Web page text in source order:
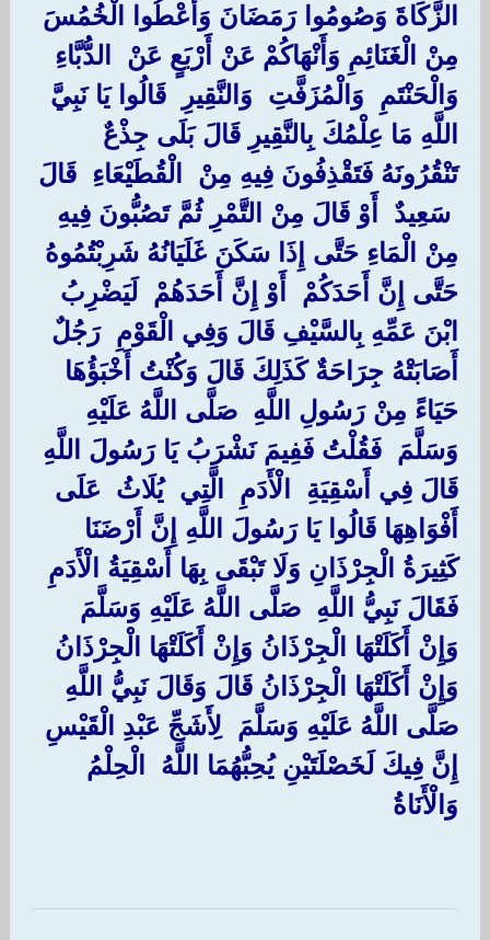
الزَّكَاةَ وَصُومُوا رَمَضَانَ وَأَعْطُوا الْخُمُسَ
مِنْ الْغَنَائِمِ وَأَنْهَاكُمْ عَنْ أَرْبَعٍ عَنْ ‏ ‏الدُّبَّاءِ ‏
‏وَالْحَنْتَمِ ‏ ‏وَالْمُزَفَّتِ ‏ ‏وَالنَّقِيرِ ‏ ‏قَالُوا يَا نَبِيَّ
اللَّهِ مَا عِلْمُكَ بِالنَّقِيرِ قَالَ بَلَى جِذْعٌ
تَنْقُرُونَهُ فَتَقْذِفُونَ فِيهِ مِنْ ‏ ‏الْقُطَيْعَاءِ ‏ ‏قَالَ
‏ ‏سَعِيدٌ ‏ ‏أَوْ قَالَ مِنْ التَّمْرِ ثُمَّ تَصُبُّونَ فِيهِ
مِنْ الْمَاءِ حَتَّى إِذَا سَكَنَ غَلَيَانُهُ شَرِبْتُمُوهُ
حَتَّى إِنَّ أَحَدَكُمْ ‏ ‏أَوْ إِنَّ أَحَدَهُمْ ‏ ‏لَيَضْرِبُ
ابْنَ عَمِّهِ بِالسَّيْفِ قَالَ وَفِي الْقَوْمِ ‏ ‏رَجُلٌ ‏
‏أَصَابَتْهُ جِرَاحَةٌ كَذَلِكَ قَالَ وَكُنْتُ أَخْبَؤُهَا
حَيَاءً مِنْ رَسُولِ اللَّهِ ‏ ‏صَلَّى اللَّهُ عَلَيْهِ
وَسَلَّمَ ‏ ‏فَقُلْتُ فَفِيمَ نَشْرَبُ يَا رَسُولَ اللَّهِ
قَالَ فِي أَسْقِيَةِ ‏ ‏الْأَدَمِ ‏ ‏الَّتِي ‏ ‏يُلَاثُ ‏ ‏عَلَى
أَفْوَاهِهَا قَالُوا يَا رَسُولَ اللَّهِ إِنَّ أَرْضَنَا
كَثِيرَةُ الْجِرْذَانِ وَلَا تَبْقَى بِهَا أَسْقِيَةُ الْأَدَمِ
فَقَالَ نَبِيُّ اللَّهِ ‏ ‏صَلَّى اللَّهُ عَلَيْهِ وَسَلَّمَ ‏
‏وَإِنْ أَكَلَتْهَا الْجِرْذَانُ وَإِنْ أَكَلَتْهَا الْجِرْذَانُ
وَإِنْ أَكَلَتْهَا الْجِرْذَانُ قَالَ وَقَالَ نَبِيُّ اللَّهِ ‏
‏صَلَّى اللَّهُ عَلَيْهِ وَسَلَّمَ ‏ ‏لِأَشَجِّ عَبْدِ الْقَيْسِ ‏
‏إِنَّ فِيكَ لَخَصْلَتَيْنِ يُحِبُّهُمَا اللَّهُ ‏ ‏الْحِلْمُ ‏
‏وَالْأَنَاةُ ‏